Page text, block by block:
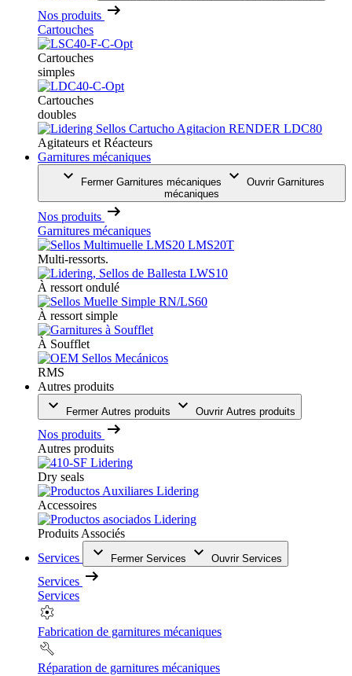
Nos produits
Cartouches
Cartouches
simples
Cartouches
doubles
Agitateurs et Réacteurs
Garnitures mécaniques
Fermer Garnitures mécaniques
Ouvrir Garnitures
mécaniques
Nos produits
Garnitures mécaniques
Multi-ressorts.
À ressort ondulé
À ressort simple
À Soufflet
RMS
Autres produits
Fermer Autres produits Ouvrir Autres produits
Nos produits
Autres produits
Dry seals
Accessoires
Produits Associés
Services
Fermer Services Ouvrir Services
Services
Services
Fabrication de garnitures mécaniques
Réparation de garnitures mécaniques